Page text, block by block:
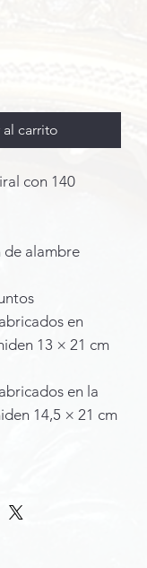
carrito
con 140
de alambre
en
13 × 21 cm
en la
14,5 × 21 cm